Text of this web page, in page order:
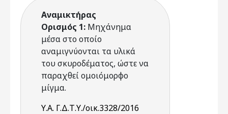
Αναμικτήρας
Ορισμός 1: Μηχάνημα
μέσα στο οποίο
αναμιγνύονται τα υλικά
του σκυροδέματος, ώστε να
παραχθεί ομοιόμορφο
μίγμα.
Υ.Α. Γ.Δ.Τ.Υ./οικ.3328/2016